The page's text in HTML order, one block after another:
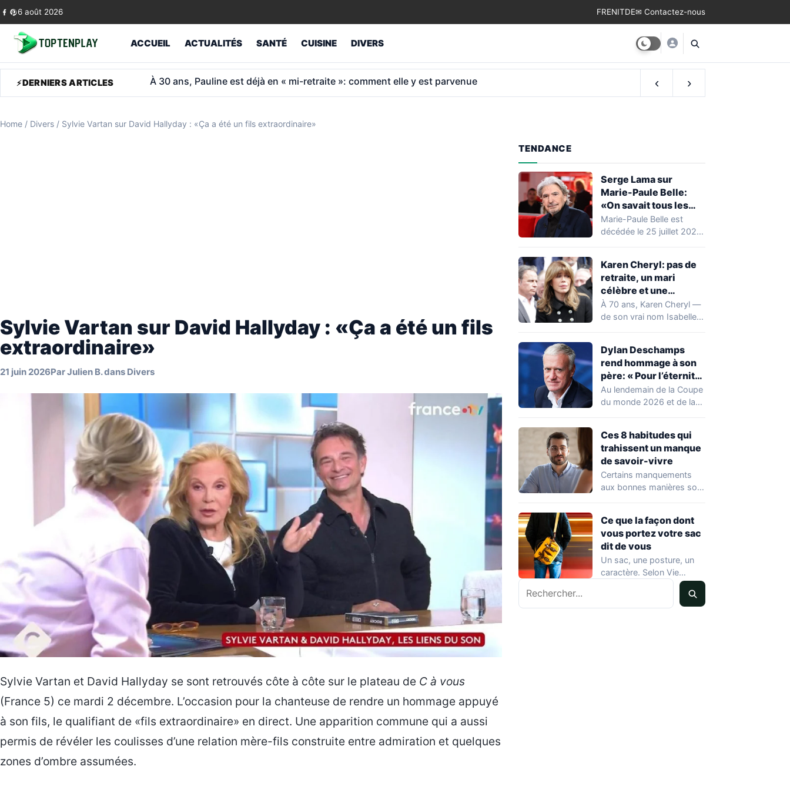
Skip to content
6 août 2026 FRENITDE✉ Contactez-nous
ACCUEIL ACTUALITÉS SANTÉ CUISINE DIVERS
DERNIERS ARTICLES Médecin généraliste libéral: 2 966 € de retraite à 65 ans après 40 ans ‹ ›
Home / Divers / Sylvie Vartan sur David Hallyday : «Ça a été un fils extraordinaire»
Sylvie Vartan sur David Hallyday : «Ça a été un fils
extraordinaire»
21 juin 2026ParJulien B.dans Divers
Sylvie Vartan et David Hallyday se sont retrouvés côte à côte sur le plateau de C à vous
(France 5) ce mardi 2 décembre. L’occasion pour la chanteuse de rendre un hommage appuyé
à son fils, le qualifiant de «fils extraordinaire» en direct. Une apparition commune qui a aussi
permis de révéler les coulisses d’une relation mère-fils construite entre admiration et quelques
zones d’ombre assumées.
TENDANCE
Serge Lama sur
Marie-Paule Belle:
«On savait tous les
deux qu’on ne se
reverrait plus»
Marie-Paule Belle est
décédée le 25 juillet 2026,
Karen Cheryl: pas de
retraite, un mari
célèbre et une
chirurgie assumée
À 70 ans, Karen Cheryl —
de son vrai nom Isabelle
Dylan Deschamps
rend hommage à son
père: « Pour l’éternité,
merci papa »
Au lendemain de la Coupe
du monde 2026 et de la
Ces 8 habitudes qui
trahissent un manque
de savoir-vivre
Certains manquements
aux bonnes manières sont
inaperçus — y…
Ce que la façon dont
vous portez votre sac
dit de vous
Un sac, une posture, un
caractère. Selon Vie
Pratique Féminin, la